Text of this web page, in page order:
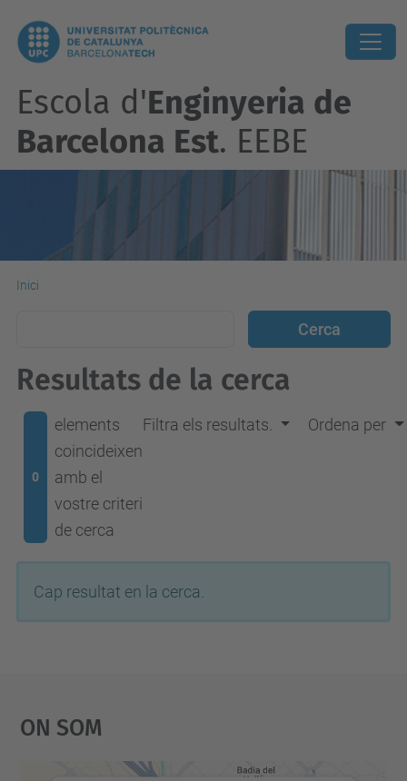
Escola d'Enginyeria de
Barcelona Est. EEBE
Inici
Resultats de la cerca
0
elements
coincideixen
amb el
vostre criteri
de cerca
Filtra els resultats. Ordena per
Cap resultat en la cerca.
On Som